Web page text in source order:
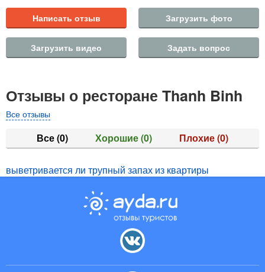
Написать отзыв Загрузить фото
Загрузить видео Задать вопрос
Отзывы о ресторане Thanh Binh
Все отзывы
Все(0) Хорошие(0) Плохие(0)
выветривается ли трупный запах из квартиры